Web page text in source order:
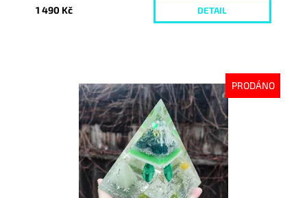
1 490 Kč DETAIL
PRODÁNO
Dostupnost:
Vyprodáno
8039